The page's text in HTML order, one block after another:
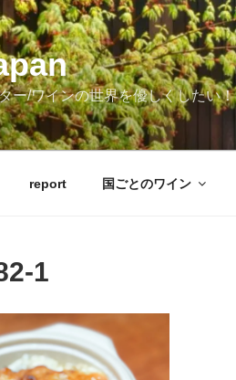
ー/ワインの世界を優しくしたい！
report 国ごとのワイン
1